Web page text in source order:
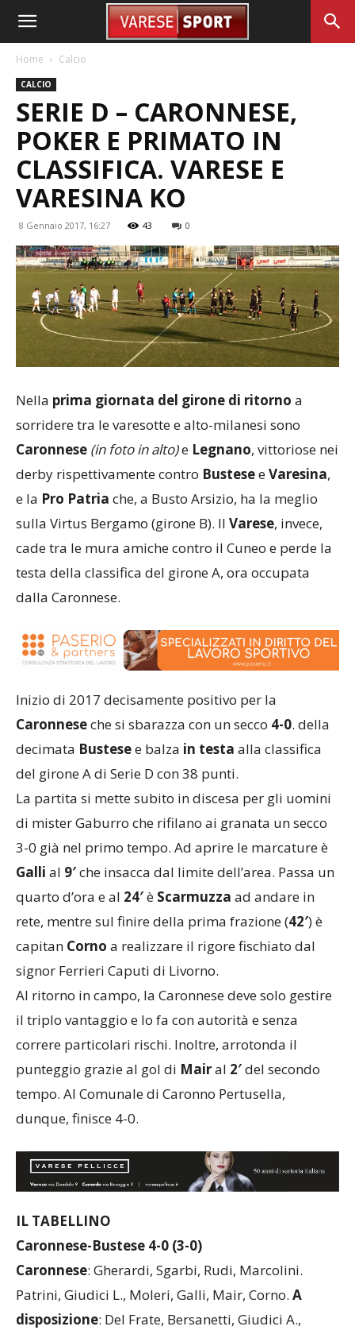
Home Calcio
CALCIO
SERIE D – CARONNESE,
POKER E PRIMATO IN
CLASSIFICA. VARESE E
VARESINA KO
8 Gennaio 2017, 16:27 43 0
Nella prima giornata del girone di ritorno a
sorridere tra le varesotte e alto-milanesi sono
Caronnese (in foto in alto)e Legnano, vittoriose nei
derby rispettivamente contro BusteseeVaresina,
e la Pro Patria che, a Busto Arsizio, ha la meglio
sulla Virtus Bergamo (girone B). Il Varese, invece,
cade tra le mura amiche contro il Cuneo e perde la
testa della classifica del girone A, ora occupata
dalla Caronnese.
Inizio di 2017 decisamente positivo per la
che si sbarazza con un secco
del girone A di Serie D con 38 punti.
La partita si mette subito in discesa per gli uomini
di mister Gaburro che rifilano ai granata un secco
3-0 già nel primo tempo. Ad aprire le marcature è
quarto d’ora e al
rete, mentre sul finire della prima frazione (
capitan
a realizzare il rigore fischiato dal
signor Ferrieri Caputi di Livorno.
Al ritorno in campo, la Caronnese deve solo gestire
il triplo vantaggio e lo fa con autorità e senza
correre particolari rischi. Inoltre, arrotonda il
punteggio grazie al gol di
tempo. Al Comunale di Caronno Pertusella,
dunque, finisce 4-0.
IL TABELLINO
Caronnese-Bustese 4-0 (3-0)
Caronnese: Gherardi, Sgarbi, Rudi, Marcolini.
Patrini, Giudici L., Moleri, Galli, Mair, Corno.A